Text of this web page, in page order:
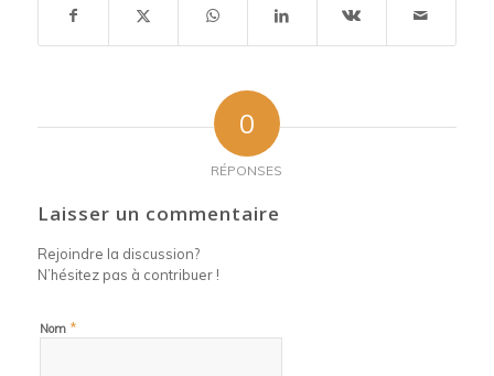
0
RÉPONSES
Laisser un commentaire
Rejoindre la discussion?
N’hésitez pas à contribuer !
Nom *